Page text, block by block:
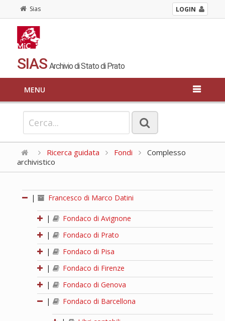
Sias LOGIN
SIAS Archivio di Stato di Prato
MENU
Ricerca guidata Fondi
Complesso
archivistico
| Francesco di Marco Datini
|
Fondaco di Avignone
|
Fondaco di Prato
|
Fondaco di Pisa
|
Fondaco di Firenze
|
Fondaco di Genova
|
Fondaco di Barcellona